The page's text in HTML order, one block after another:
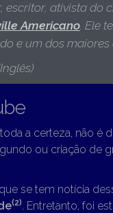
escritor, ativista do
Americano. Ele
e um dos
a certeza, não é
ou criação de
se tem notícia
(2). Entretanto, foi